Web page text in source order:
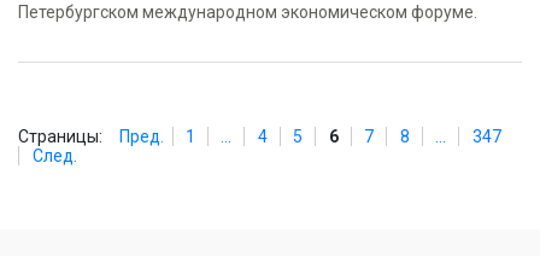
Петербургском международном экономическом форуме.
Страницы: Пред. 1 4 5 6 7 8
347
След.